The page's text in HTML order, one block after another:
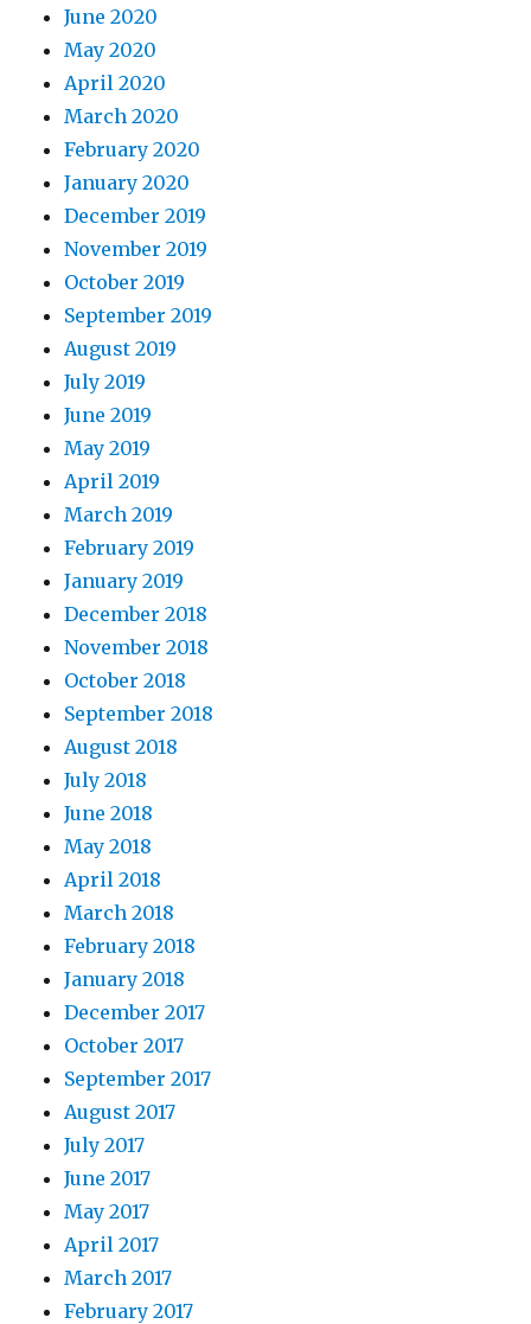
June 2020
May 2020
April 2020
March 2020
February 2020
January 2020
December 2019
November 2019
October 2019
September 2019
August 2019
July 2019
June 2019
May 2019
April 2019
March 2019
February 2019
January 2019
December 2018
November 2018
October 2018
September 2018
August 2018
July 2018
June 2018
May 2018
April 2018
March 2018
February 2018
January 2018
December 2017
October 2017
September 2017
August 2017
July 2017
June 2017
May 2017
April 2017
March 2017
February 2017